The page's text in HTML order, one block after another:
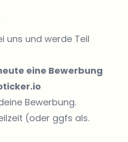
uns und werde Teil
eine Bewerbung
Bewerbung.
(oder ggfs als.